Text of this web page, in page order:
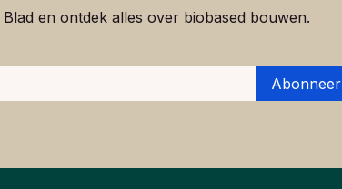
en ontdek alles over biobased bouwen.
Abonneer